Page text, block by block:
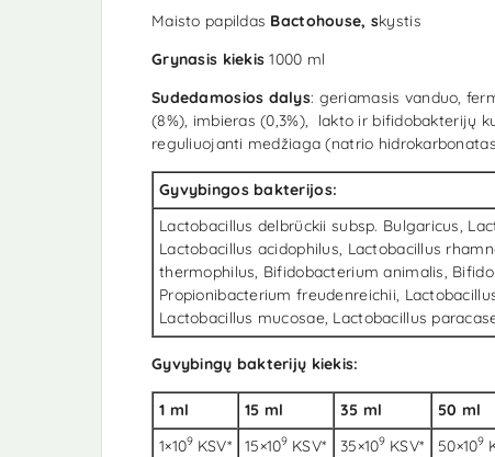
Maisto papildas Bactohouse, skystis
Grynasis kiekis1000 ml
Sudedamosios dalys: geriamasis vanduo,
(8%), imbieras (0,3%), lakto ir bifidobakterijų
reguliuojanti medžiaga (natrio
Gyvybingos bakterijos:
Lactobacillus delbrückii subsp. Bulgaricus,
Lactobacillus acidophilus, Lactobacillus
thermophilus, Bifidobacterium animalis,
Propionibacterium freudenreichii,
Lactobacillus mucosae, Lactobacillus
Gyvybingų bakterijų kiekis:
1 ml 15 ml 35 ml
50 ml
1×109 KSV* 15×109 KSV* 35×109 KSV* 50×109